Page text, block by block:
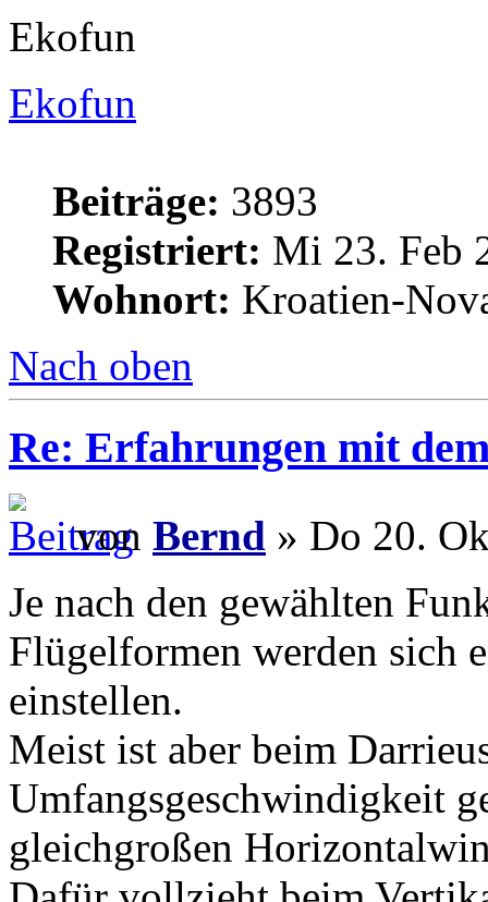
Ekofun
Ekofun
Beiträge: 3893
Registriert: Mi 23. Feb
Wohnort: Kroatien-
Nach oben
Re: Erfahrungen mit
von Bernd » Do 20.
Je nach den gewählten
Flügelformen werden sich
einstellen.
Meist ist aber beim
Umfangsgeschwindigkeit
gleichgroßen